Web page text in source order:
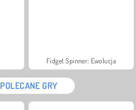
Fidget Spinner: Ewolucja
POLECANE GRY